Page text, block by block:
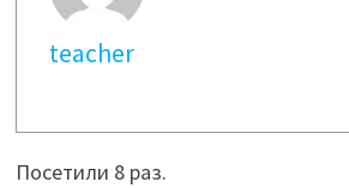
teacher
Посетили 8 раз.